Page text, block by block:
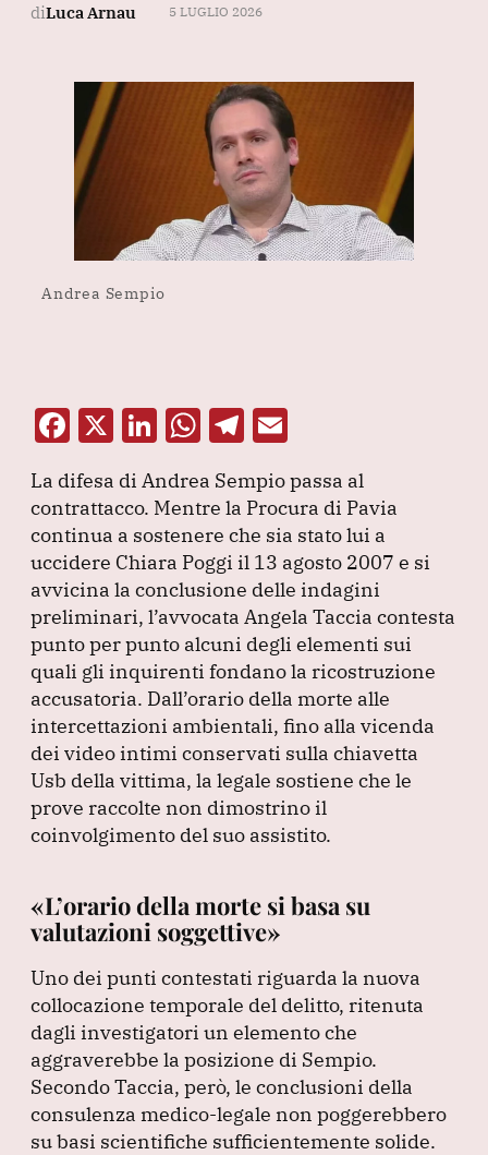
diLuca Arnau 5 LUGLIO 2026
Andrea Sempio
F
c
e
b
o
o
k
X Li
k
e
dI
n
W
at
s
A
p
p
T
e
gr
a
m
ai
l
La difesa di Andrea Sempio passa al
contrattacco. Mentre la Procura di Pavia
continua a sostenere che sia stato lui a
uccidere Chiara Poggi il 13 agosto 2007 e si
avvicina la conclusione delle indagini
preliminari, l’avvocata Angela Taccia contesta
punto per punto alcuni degli elementi sui
quali gli inquirenti fondano la ricostruzione
accusatoria. Dall’orario della morte alle
intercettazioni ambientali, fino alla vicenda
dei video intimi conservati sulla chiavetta
Usb della vittima, la legale sostiene che le
prove raccolte non dimostrino il
coinvolgimento del suo assistito.
«L’orario della morte si basa su
valutazioni soggettive»
Uno dei punti contestati riguarda la nuova
collocazione temporale del delitto, ritenuta
dagli investigatori un elemento che
aggraverebbe la posizione di Sempio.
Secondo Taccia, però, le conclusioni della
consulenza medico-legale non poggerebbero
su basi scientifiche sufficientemente solide.